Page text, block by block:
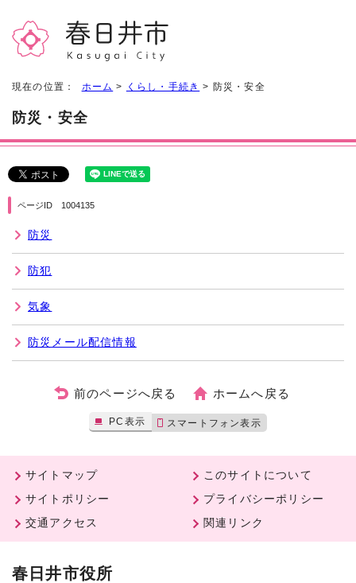
現在の位置： ホーム > くらし・手続き > 防災・安全
防災・安全
ページID 1004135
防災
防犯
気象
防災メール配信情報
前のページへ戻る ホームへ戻る
PC表示 スマートフォン表示
サイトマップ
このサイトについて
サイトポリシー
プライバシーポリシー
交通アクセス
関連リンク
春日井市役所